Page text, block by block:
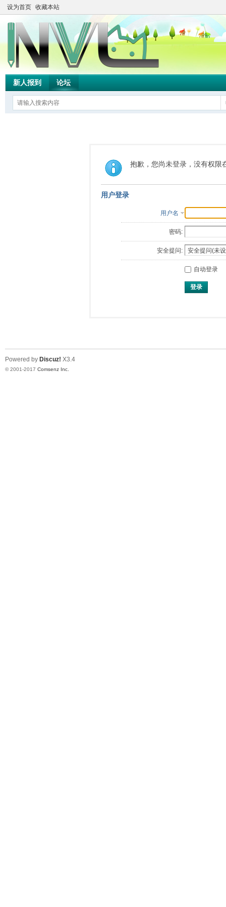
设为首页 收藏本站
新人报到 论坛
抱歉，您尚未登录，没有权限
用户登录
用户名
密码:
安全提问:
自动登录
登录
Powered by Discuz! X3.4
© 2001-2017 Comsenz Inc.